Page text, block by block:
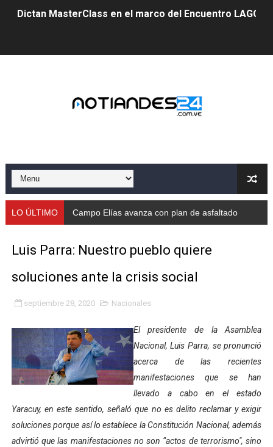
Dictan MasterClass en el marco del Encuentro LAGO
Gobernador Arnaldo Sánchez apadrina a más de 993
Mérida fortalece su reserva deportiva de cara a
Gobernación de Mérida instalará mesa de trabajo con
Fundecem ofrece taller de bordado en punto de cruz
Hospital universitario muestra sus avances en visita
Instituto Nacional de Nutrición celebra Semana
Gobernación de Mérida fortalece el desarrollo
Corposalud inició talleres para aspirantes al curso de
LO ÚLTIMO Campo Elías avanza con plan de asfaltado
Luis Parra: Nuestro pueblo quiere
soluciones ante la crisis social
septiembre 28, 2020 Nacionales
El presidente de la Asamblea
Nacional, Luis Parra, se pronunció
acerca de las recientes
manifestaciones que se han
llevado a cabo en el estado
Yaracuy, en este sentido, señaló que no es delito reclamar y exigir
soluciones porque así lo establece la Constitución Nacional, además
advirtió que las manifestaciones no son “actos de terrorismo", sino